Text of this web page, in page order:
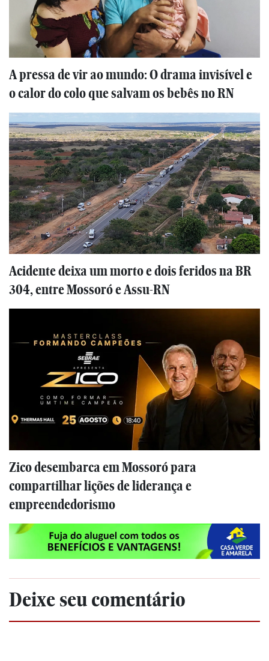
A pressa de vir ao mundo: O drama invisível e
o calor do colo que salvam os bebês no RN
Acidente deixa um morto e dois feridos na BR
304, entre Mossoró e Assu-RN
Zico desembarca em Mossoró para
compartilhar lições de liderança e
empreendedorismo
Deixe seu comentário